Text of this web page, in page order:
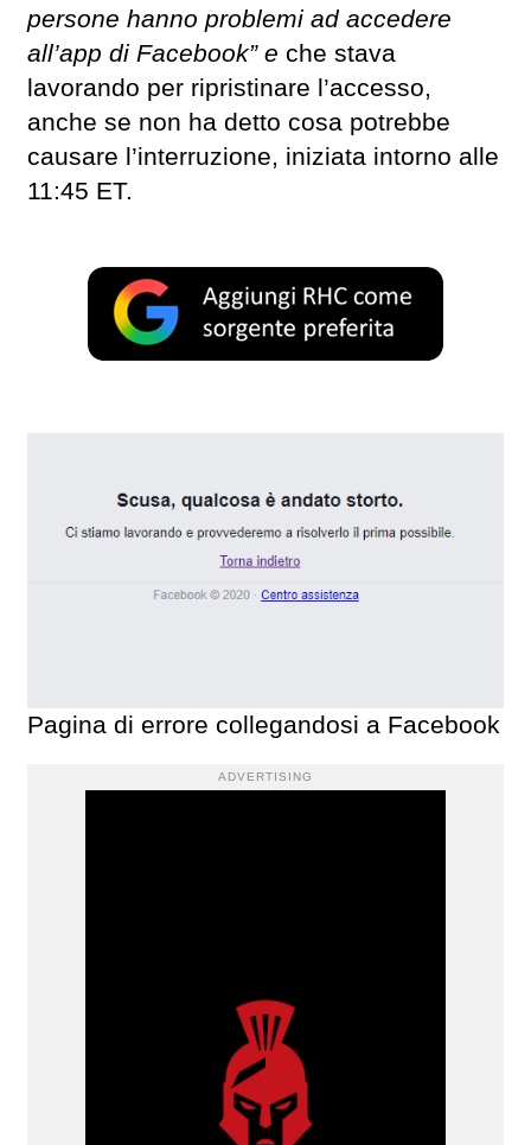
persone hanno problemi ad accedere
all’app di Facebook” e che stava
lavorando per ripristinare l’accesso,
anche se non ha detto cosa potrebbe
causare l’interruzione, iniziata intorno alle
11:45 ET.
Pagina di errore collegandosi a Facebook
ADVERTISING